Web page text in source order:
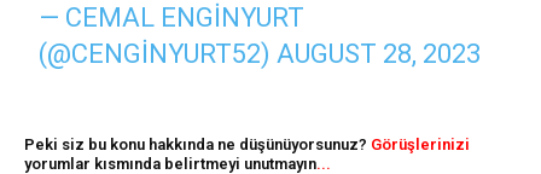
— CEMAL ENGINYURT
(@CENGINYURT52) AUGUST 28, 2023
Peki siz bu konu hakkında ne düşünüyorsunuz? Görüşlerinizi
yorumlar kısmında belirtmeyi unutmayın...